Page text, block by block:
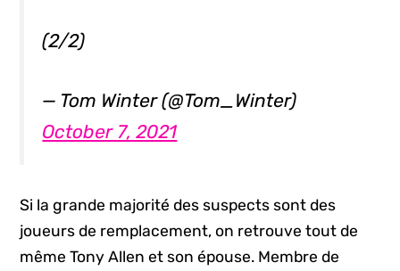
(2/2)
— Tom Winter (@Tom_Winter)
October 7, 2021
Si la grande majorité des suspects sont des
joueurs de remplacement, on retrouve tout de
même Tony Allen et son épouse. Membre de